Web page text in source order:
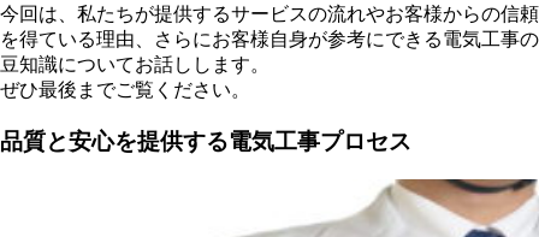
今回は、私たちが提供するサービスの流れやお客様からの信頼
を得ている理由、さらにお客様自身が参考にできる電気工事の
豆知識についてお話しします。
ぜひ最後までご覧ください。
品質と安心を提供する電気工事プロセス